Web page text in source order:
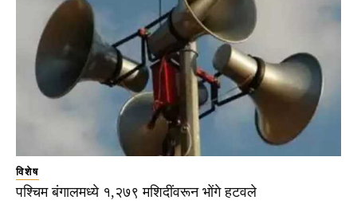
विशेष
पश्चिम बंगालमध्ये १,२७९ मशिदींवरून भोंगे हटवले